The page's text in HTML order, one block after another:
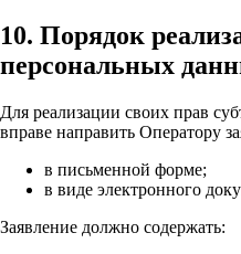
10. Порядок
персональных
Для реализации своих прав
вправе направить Оператору
в письменной форме;
в виде электронного
Заявление должно содержать: